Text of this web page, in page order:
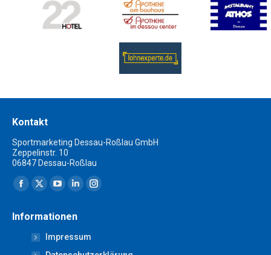
Kontakt
Sportmarketing Dessau-Roßlau GmbH
Zeppelinstr. 10
06847 Dessau-Roßlau
Finden Sie uns auf:
Facebook
opens
X
opens
in
YouTube
opens
in
Linkedin
opens
in
Instagram
Informationen
Impressum